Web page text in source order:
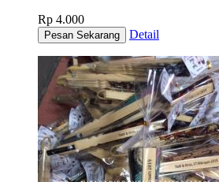
Rp 4.000
Detail